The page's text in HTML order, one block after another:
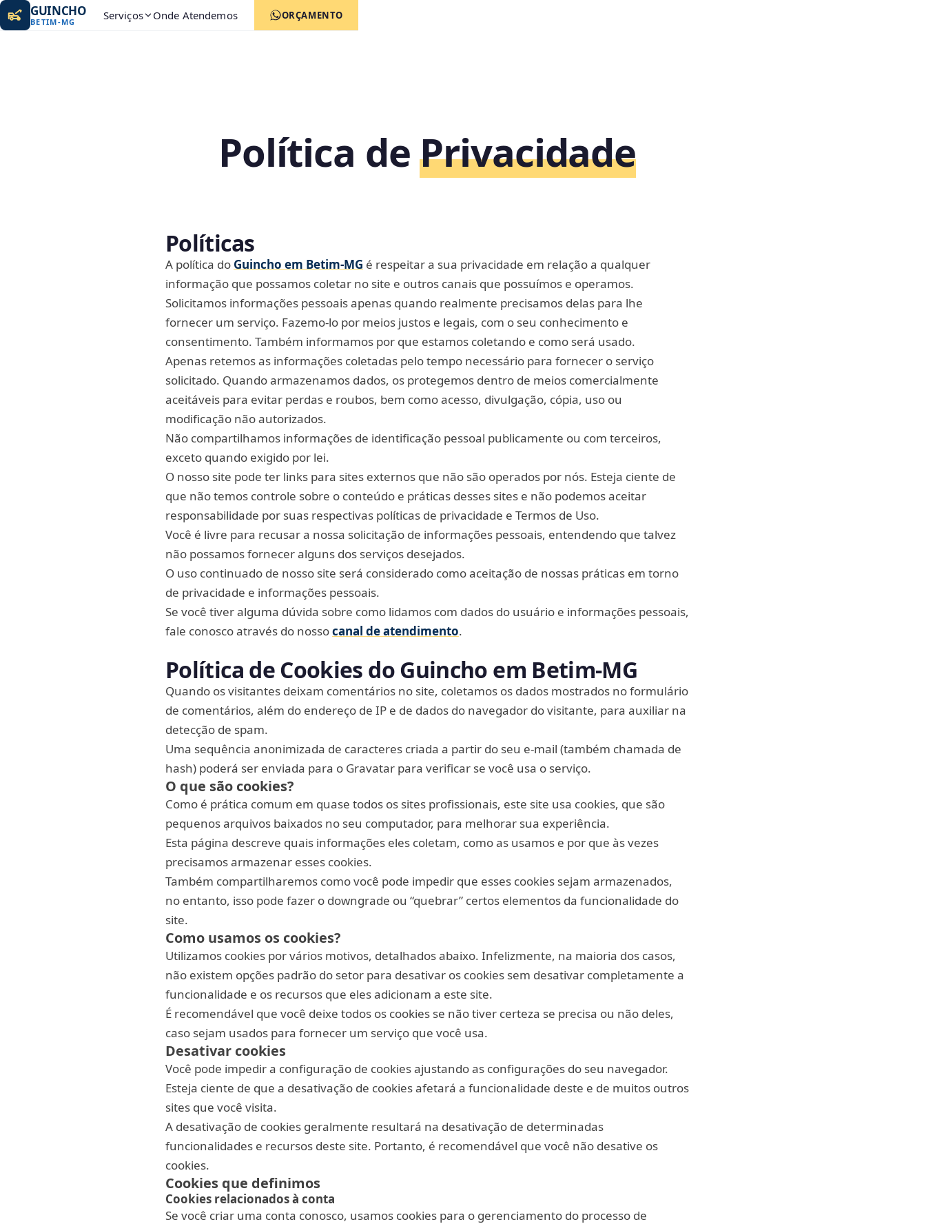
GUINCHO
BETIM-MG Serviços Onde Atendemos ORÇAMENTO
Política dePrivacidade
Políticas
A política do Guincho em Betim‑MG é respeitar a sua privacidade em relação a qualquer
informação que possamos coletar no site e outros canais que possuímos e operamos.
Solicitamos informações pessoais apenas quando realmente precisamos delas para lhe
fornecer um serviço. Fazemo-lo por meios justos e legais, com o seu conhecimento e
consentimento. Também informamos por que estamos coletando e como será usado.
Apenas retemos as informações coletadas pelo tempo necessário para fornecer o serviço
solicitado. Quando armazenamos dados, os protegemos dentro de meios comercialmente
aceitáveis para evitar perdas e roubos, bem como acesso, divulgação, cópia, uso ou
modificação não autorizados.
Não compartilhamos informações de identificação pessoal publicamente ou com terceiros,
exceto quando exigido por lei.
O nosso site pode ter links para sites externos que não são operados por nós. Esteja ciente de
que não temos controle sobre o conteúdo e práticas desses sites e não podemos aceitar
responsabilidade por suas respectivas políticas de privacidade e Termos de Uso.
Você é livre para recusar a nossa solicitação de informações pessoais, entendendo que talvez
não possamos fornecer alguns dos serviços desejados.
O uso continuado de nosso site será considerado como aceitação de nossas práticas em torno
de privacidade e informações pessoais.
Se você tiver alguma dúvida sobre como lidamos com dados do usuário e informações pessoais,
fale conosco através do nossocanal de atendimento.
Política de Cookies do Guincho em Betim‑MG
Quando os visitantes deixam comentários no site, coletamos os dados mostrados no formulário
de comentários, além do endereço de IP e de dados do navegador do visitante, para auxiliar na
detecção de spam.
Uma sequência anonimizada de caracteres criada a partir do seu e-mail (também chamada de
hash) poderá ser enviada para o Gravatar para verificar se você usa o serviço.
O que são cookies?
Como é prática comum em quase todos os sites profissionais, este site usa cookies, que são
pequenos arquivos baixados no seu computador, para melhorar sua experiência.
Esta página descreve quais informações eles coletam, como as usamos e por que às vezes
precisamos armazenar esses cookies.
Também compartilharemos como você pode impedir que esses cookies sejam armazenados,
no entanto, isso pode fazer o downgrade ou “quebrar” certos elementos da funcionalidade do
site.
Como usamos os cookies?
Utilizamos cookies por vários motivos, detalhados abaixo. Infelizmente, na maioria dos casos,
não existem opções padrão do setor para desativar os cookies sem desativar completamente a
funcionalidade e os recursos que eles adicionam a este site.
É recomendável que você deixe todos os cookies se não tiver certeza se precisa ou não deles,
caso sejam usados para fornecer um serviço que você usa.
Desativar cookies
Você pode impedir a configuração de cookies ajustando as configurações do seu navegador.
Esteja ciente de que a desativação de cookies afetará a funcionalidade deste e de muitos outros
sites que você visita.
A desativação de cookies geralmente resultará na desativação de determinadas
funcionalidades e recursos deste site. Portanto, é recomendável que você não desative os
cookies.
Cookies que definimos
Cookies relacionados à conta
Se você criar uma conta conosco, usamos cookies para o gerenciamento do processo de